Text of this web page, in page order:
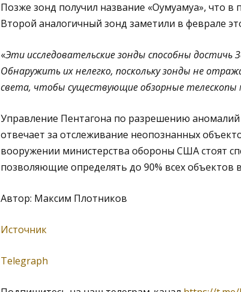
Позже зонд получил название «Оумуамуа», что в
Второй аналогичный зонд заметили в феврале
«Эти исследовательские зонды способны достичь
Обнаружить их нелегко, поскольку зонды не
света, чтобы существующие обзорные телескопы
Управление Пентагона по разрешению
отвечает за отслеживание неопознанных
вооружении министерства обороны США стоят
позволяющие определять до 90% всех объектов
Автор: Максим Плотников
Источник
Telegraph